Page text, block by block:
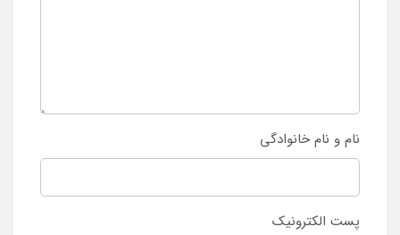
نام و نام خانوادگی
پست الکترونیک